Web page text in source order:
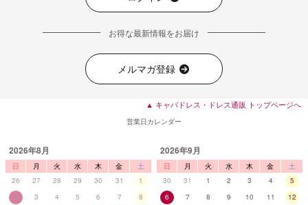
■ディティール
お得な最新情報をお届け
メルマガ登録
▲ キャバドレス・ドレス通販 トップページへ
営業日カレンダー
2026年8月
日 月 火 水 木 金
土
26
27 28 29 30 31
1
2
3 4 5 6 7
8
2026年9月
日 月 火 水 木 金
土
30
31 1 2 3 4
5
6
7 8 9 10 11
12